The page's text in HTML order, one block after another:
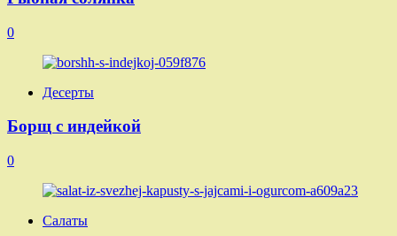
0
Десерты
Борщ с индейкой
0
Салаты